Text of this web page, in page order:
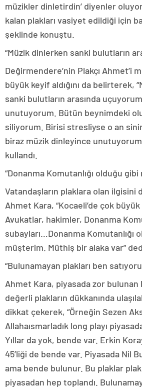
müzikler dinletirdin’ diyenler
kalan plakları vasiyet edildiği için
şeklinde konuştu.
“Müzik dinlerken sanki bulutların
Değirmendere’nin Plakçı Ahmet’i
büyük keyif aldığını da belirterek,
sanki bulutların arasında
unutuyorum. Bütün beynimdeki
siliyorum. Birisi stresliyse o an
biraz müzik dinleyince
kullandı.
“Donanma Komutanlığı olduğu
Vatandaşların plaklara olan ilgisini
Ahmet Kara, “Kocaeli’de çok
Avukatlar, hakimler, Donanma
subayları…Donanma Komutanlığı
müşterim. Müthiş bir alaka var”
“Bulunamayan plakları ben
Ahmet Kara, piyasada zor
değerli plakların dükkanında
dikkat çekerek, “Örneğin Sezen
Allahaısmarladık long playı
Yıllar da yok, bende var. Erkin
45’liği de bende var. Piyasada Nil
ama bende bulunur. Bu plaklar
piyasadan hep toplandı.